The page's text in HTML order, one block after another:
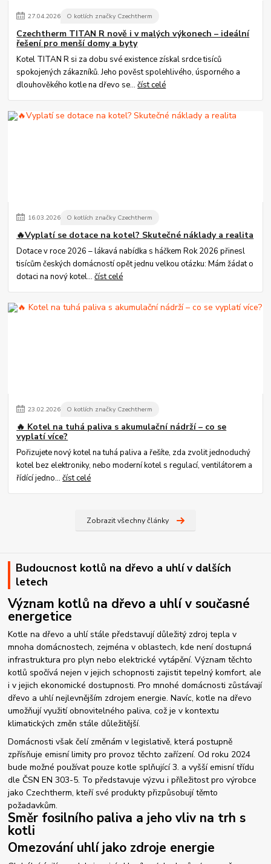
27.04.2026 O kotlích značky Czechtherm
Czechtherm TITAN R nově i v malých výkonech – ideální
řešení pro menší domy a byty
Kotel TITAN R si za dobu své existence získal srdce tisíců
spokojených zákazníků. Jeho pověst spolehlivého, úsporného a
dlouhověkého kotle na dřevo se...číst celé
16.03.2026 O kotlích značky Czechtherm
🔥Vyplatí se dotace na kotel? Skutečné náklady a realita
Dotace v roce 2026 – lákavá nabídka s háčkem Rok 2026 přinesl
tisícům českých domácností opět jednu velkou otázku: Mám žádat o
dotaci na nový kotel...číst celé
23.02.2026 O kotlích značky Czechtherm
🔥 Kotel na tuhá paliva s akumulační nádrží – co se
vyplatí více?
Pořizujete nový kotel na tuhá paliva a řešíte, zda zvolit jednoduchý
kotel bez elektroniky, nebo moderní kotel s regulací, ventilátorem a
řídící jedno...číst celé
Zobrazit všechny články
Budoucnost kotlů na dřevo a uhlí v dalších
letech
Význam kotlů na dřevo a uhlí v současné
energetice
Kotle na dřevo a uhlí stále představují důležitý zdroj tepla v
mnoha domácnostech, zejména v oblastech, kde není dostupná
infrastruktura pro plyn nebo elektrické vytápění. Význam těchto
kotlů spočívá nejen v jejich schopnosti zajistit tepelný komfort, ale
i v jejich ekonomické dostupnosti. Pro mnohé domácnosti zůstávají
dřevo a uhlí nejlevnějším zdrojem energie. Navíc, kotle na dřevo
umožňují využití obnovitelného paliva, což je v kontextu
klimatických změn stále důležitější.
Domácnosti však čelí změnám v legislativě, která postupně
zpřísňuje emisní limity pro provoz těchto zařízení. Od roku 2024
bude možné používat pouze kotle splňující 3. a vyšší emisní třídu
dle ČSN EN 303-5. To představuje výzvu i příležitost pro výrobce
jako Czechtherm, kteří své produkty přizpůsobují těmto
požadavkům.
Směr fosilního paliva a jeho vliv na trh s
kotli
Omezování uhlí jako zdroje energie